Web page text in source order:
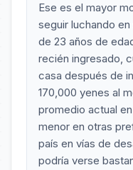
Ese es el mayor
seguir luchando
de 23 años de
recién ingresado,
casa después de
170,000 yenes al
promedio actual
menor en otras
país en vías de
podría verse